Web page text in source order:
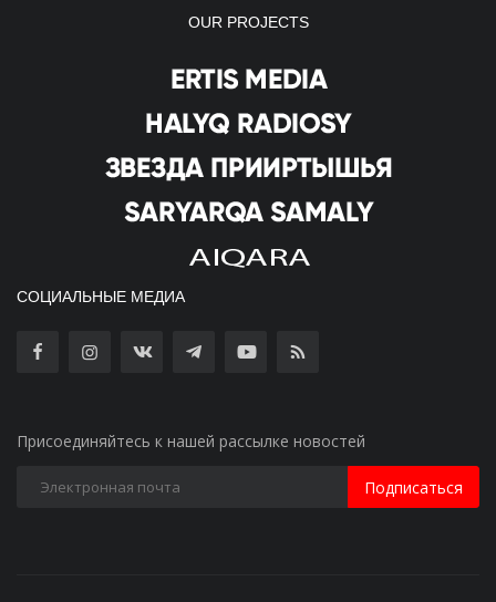
OUR PROJECTS
СОЦИАЛЬНЫЕ МЕДИА
Присоединяйтесь к нашей рассылке новостей
Подписаться